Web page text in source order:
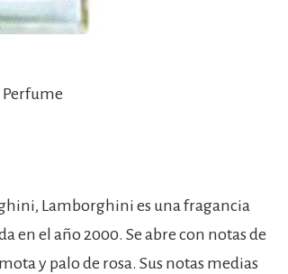
Lamborghini es una fragancia
en el año 2000. Se abre con notas de
y palo de rosa. Sus notas medias